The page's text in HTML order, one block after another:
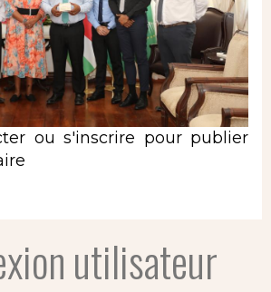
ou s'inscrire pour publier
utilisateur